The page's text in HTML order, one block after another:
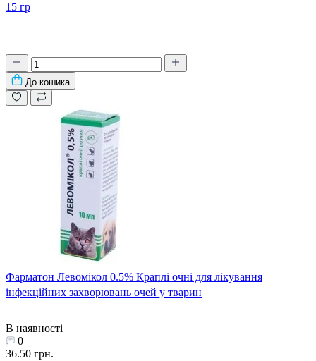
15 гр
До кошика
Фарматон Левомікол 0.5% Краплі очні для лікування
інфекційних захворювань очей у тварин
В наявності
0
36.50 грн.